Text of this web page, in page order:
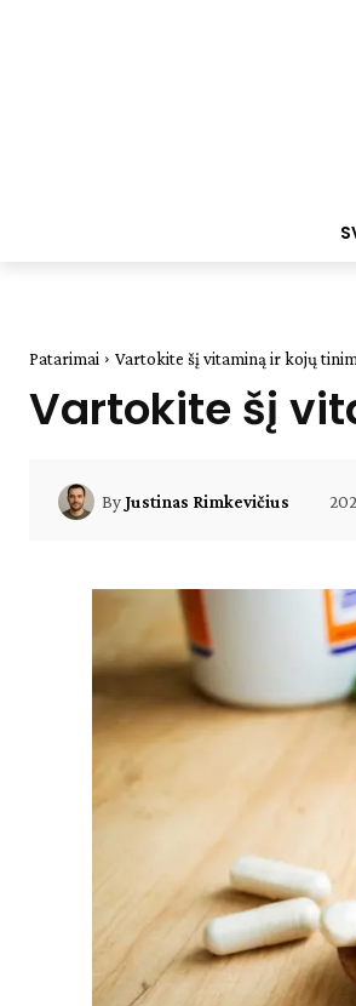
Patarimai Vartokite šį vitaminą ir kojų
Vartokite šį
ByJustinas Rimkevičius